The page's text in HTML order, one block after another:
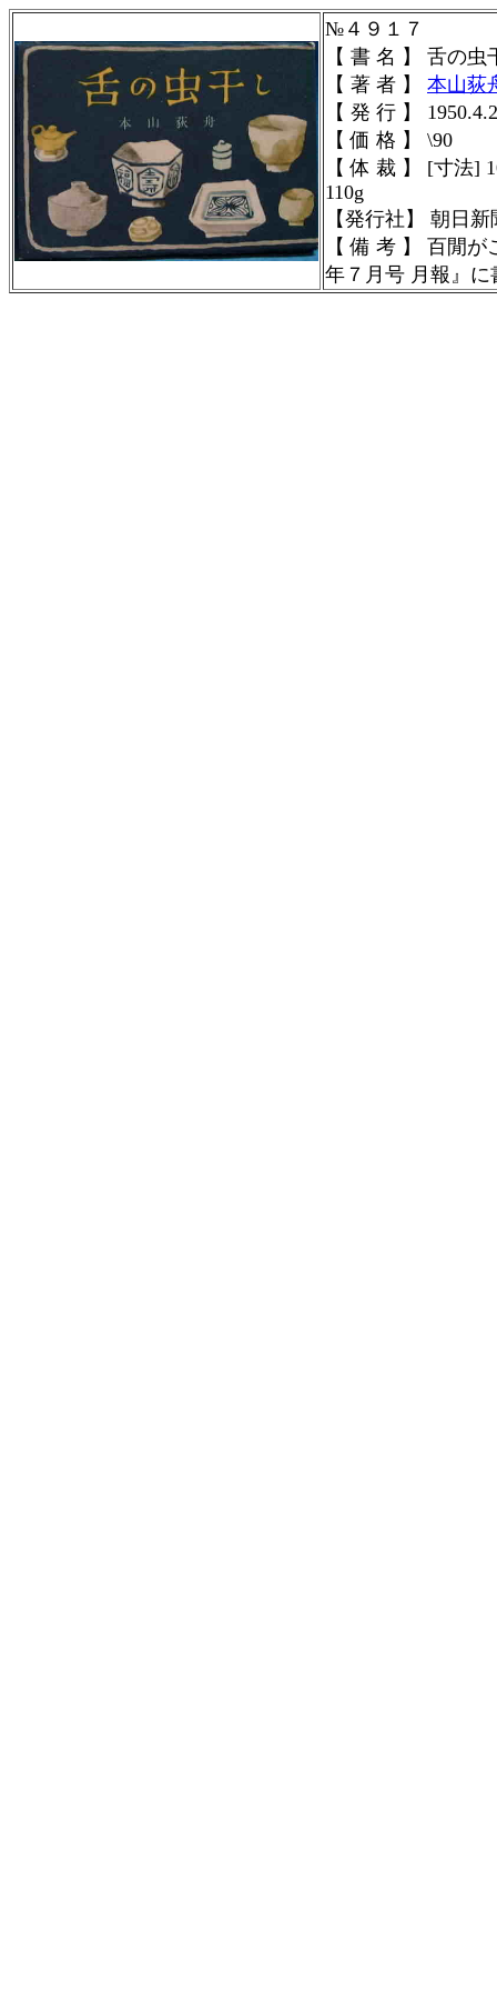
№４９１７
【 書 名 】 舌の虫
【 著 者 】 本山荻
【 発 行 】
【 価 格 】 \90
【 体 裁 】 [寸法]
110g
【発行社】 朝日新
【 備 考 】 百閒
年７月号 月報』に